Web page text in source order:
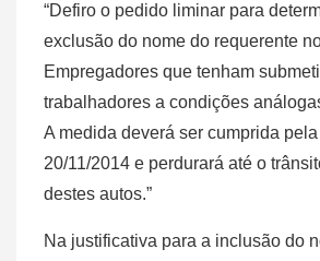
“Defiro o pedido liminar para
exclusão do nome do requerente
Empregadores que tenham
trabalhadores a condições
A medida deverá ser cumprida
20/11/2014 e perdurará até o
destes autos.”
Na justificativa para a inclusão do